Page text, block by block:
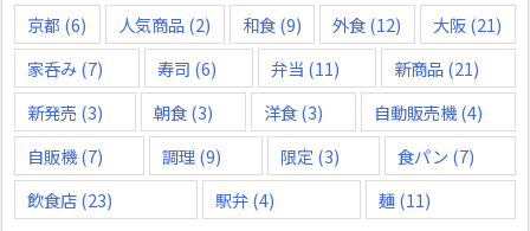
京都 (6) 人気商品(2) 和食(9) 外食(12) 大阪(21)
家呑み(7) 寿司 (6) 弁当 (11) 新商品(21)
新発売 (3) 朝食(3) 洋食(3) 自動販売機(4)
自販機(7) 調理(9) 限定 (3) 食パン (7)
飲食店(23) 駅弁(4) 麺(11)